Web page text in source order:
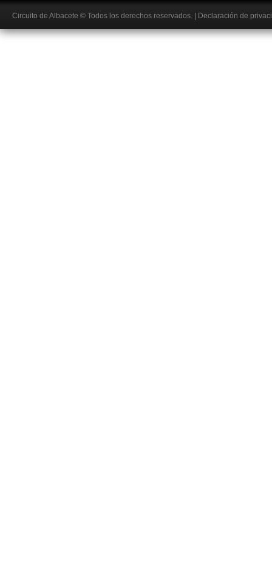
Circuito de Albacete © Todos los derechos reservados. Declaración de